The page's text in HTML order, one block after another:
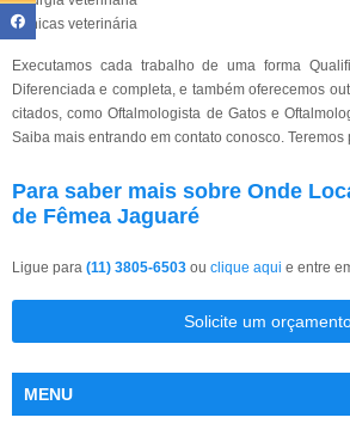
Clínicas veterinária
Executamos cada trabalho de uma forma
Diferenciada e completa, e também oferecemos
citados, como Oftalmologista de Gatos e
Saiba mais entrando em contato conosco.
Para saber mais sobre Onde
de Fêmea Jaguaré
Ligue para (11) 3805-6503 ou clique aqui e entre
Solicite um
MENU